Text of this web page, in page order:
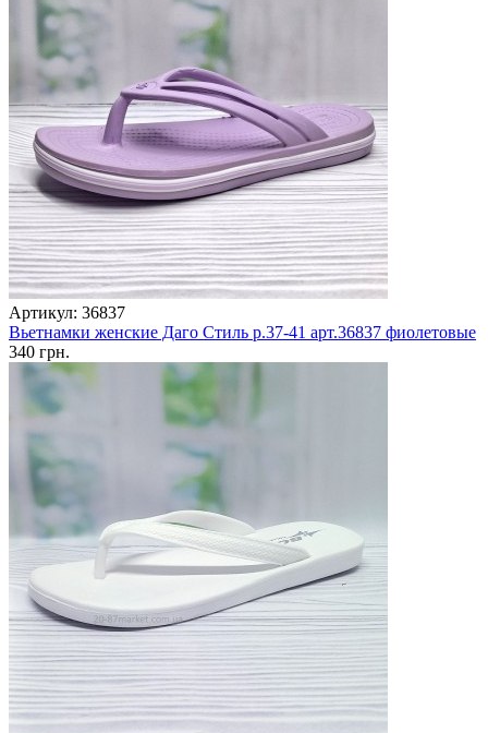
Артикул: 36837
Вьетнамки женские Даго Стиль р.37-41 арт.36837 фиолетовые
340 грн.